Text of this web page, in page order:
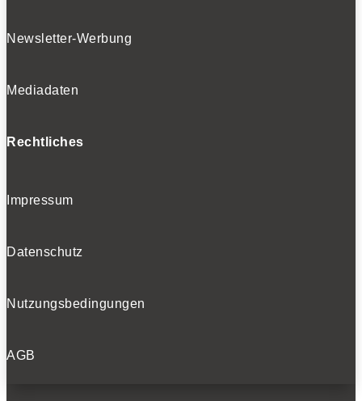
Newsletter-Werbung
Mediadaten
Rechtliches
Impressum
Datenschutz
Nutzungsbedingungen
AGB